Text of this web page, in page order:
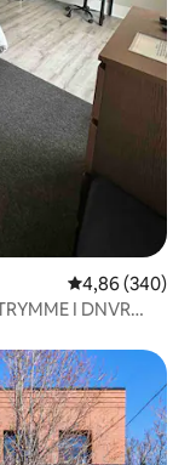
4,86 av 5 i
4,86 (340)
I DNVR